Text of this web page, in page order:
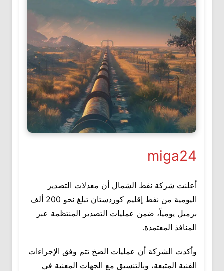
miga24
أعلنت شركة نفط الشمال أن معدلات التصدير
اليومية من نفط إقليم كوردستان تبلغ نحو 200 ألف
برميل يومياً، ضمن عمليات التصدير المنتظمة عبر
المنافذ المعتمدة.
وأكدت الشركة أن عمليات الضخ تتم وفق الإجراءات
الفنية المتبعة، وبالتنسيق مع الجهات المعنية في